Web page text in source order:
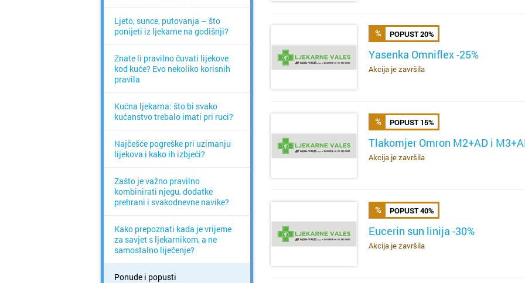
Ljeto, sunce, putovanja – što
ponijeti iz ljekarne na godišnji?
Znate li pravilno čuvati lijekove
kod kuće? Evo nekoliko korisnih
pravila
Kućna ljekarna: što bi svako
kućanstvo trebalo imati pri ruci?
Najčešće pogreške pri uzimanju
lijekova i kako ih izbjeći?
Zašto je važno pravilno
kombinirati njegu, dodatke
prehrani i svakodnevne navike?
Kako prepoznati kada je vrijeme
za savjet s ljekarnikom, a ne
samostalno liječenje?
Ponude i popusti
SAZNAJ VIŠE
POPUST 20%
Yasenka Omniflex -25%
Akcija je završila
SAZNAJ VIŠE
POPUST 15%
Tlakomjer Omron M2+AD i
Akcija je završila
SAZNAJ VIŠE
POPUST 40%
Eucerin sun linija -30%
Akcija je završila